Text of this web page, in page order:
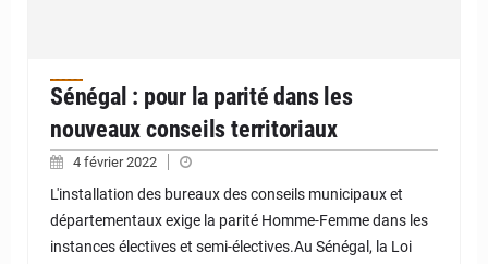
Sénégal : pour la parité dans les
nouveaux conseils territoriaux
4 février 2022
L'installation des bureaux des conseils municipaux et
départementaux exige la parité Homme-Femme dans les
instances électives et semi-électives.Au Sénégal, la Loi